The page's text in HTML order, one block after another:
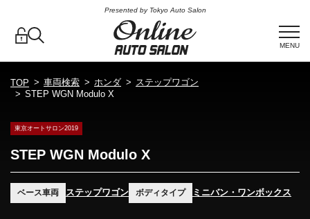
Presented by Tokyo Auto Salon
MENU
TOP 車両検索 ホンダ
ステップワゴン
STEP WGN Modulo X
東京オートサロン2019
STEP WGN Modulo X
ベース車両 ステップワゴン ボディタイプ ミニバン・ワンボックス